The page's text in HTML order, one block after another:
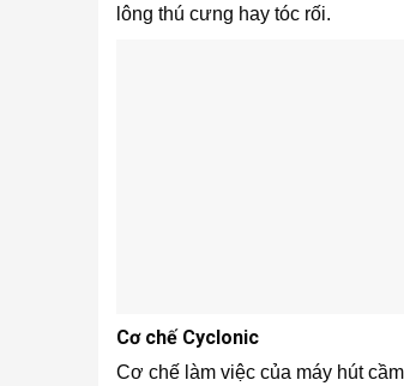
lông thú cưng hay tóc rối.
Cơ chế Cyclonic
Cơ chế làm việc của máy hút